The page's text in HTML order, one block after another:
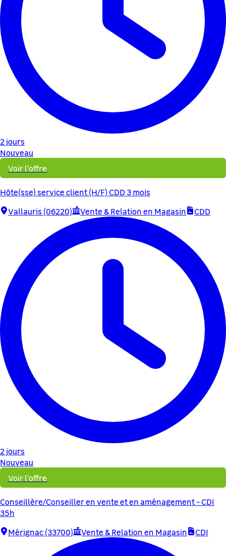
2 jours
Nouveau
Voir l'offre
Hôte(sse) service client (H/F) CDD 3 mois
Vallauris (06220)
Vente & Relation en Magasin CDD
2 jours
Nouveau
Voir l'offre
Conseillère/Conseiller en vente et en aménagement - CDI
35h
Mérignac (33700)
Vente & Relation en Magasin CDI